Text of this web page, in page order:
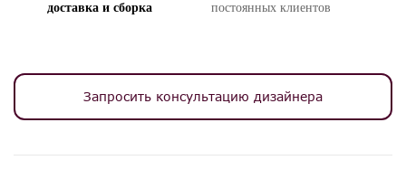
доставка и сборка
постоянных клиентов
Запросить консультацию дизайнера